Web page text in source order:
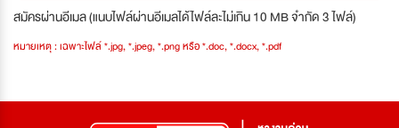
สมัครผ่านอีเมล (แนบไฟล์ผ่านอีเมลได้ไฟล์ละไม่เกิน 10 MB จำกัด 3 ไฟล์)
หมายเหตุ : เฉพาะไฟล์ *.jpg, *.jpeg, *.png หรือ *.doc, *.docx, *.pdf